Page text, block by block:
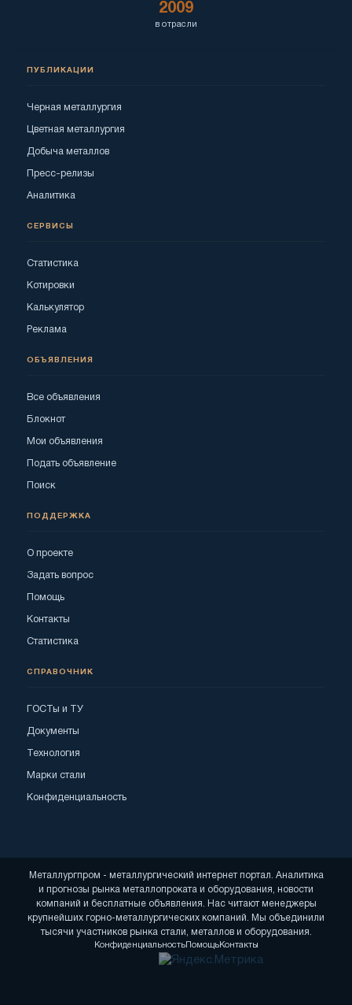
2009
в отрасли
ПУБЛИКАЦИИ
Черная металлургия
Цветная металлургия
Добыча металлов
Пресс-релизы
Аналитика
СЕРВИСЫ
Статистика
Котировки
Калькулятор
Реклама
ОБЪЯВЛЕНИЯ
Все объявления
Блокнот
Мои объявления
Подать объявление
Поиск
ПОДДЕРЖКА
О проекте
Задать вопрос
Помощь
Контакты
Статистика
СПРАВОЧНИК
ГОСТы и ТУ
Документы
Технология
Марки стали
Конфиденциальность
Металлургпром - металлургический интернет портал. Аналитика
и прогнозы рынка металлопроката и оборудования, новости
компаний и бесплатные объявления. Нас читают менеджеры
крупнейших горно-металлургических компаний. Мы объединили
тысячи участников рынка стали, металлов и оборудования.
КонфиденциальностьПомощьКонтакты